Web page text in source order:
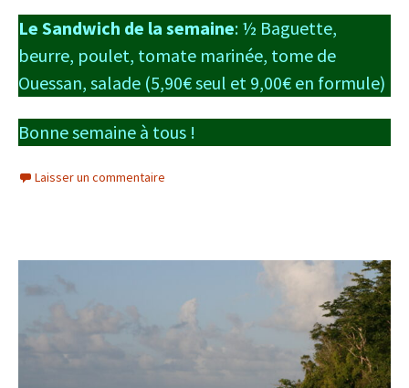
Le Sandwich de la semaine: ½ Baguette,
beurre, poulet, tomate marinée, tome de
Ouessan, salade (5,90€ seul et 9,00€ en formule)
Bonne semaine à tous !
Laisser un commentaire